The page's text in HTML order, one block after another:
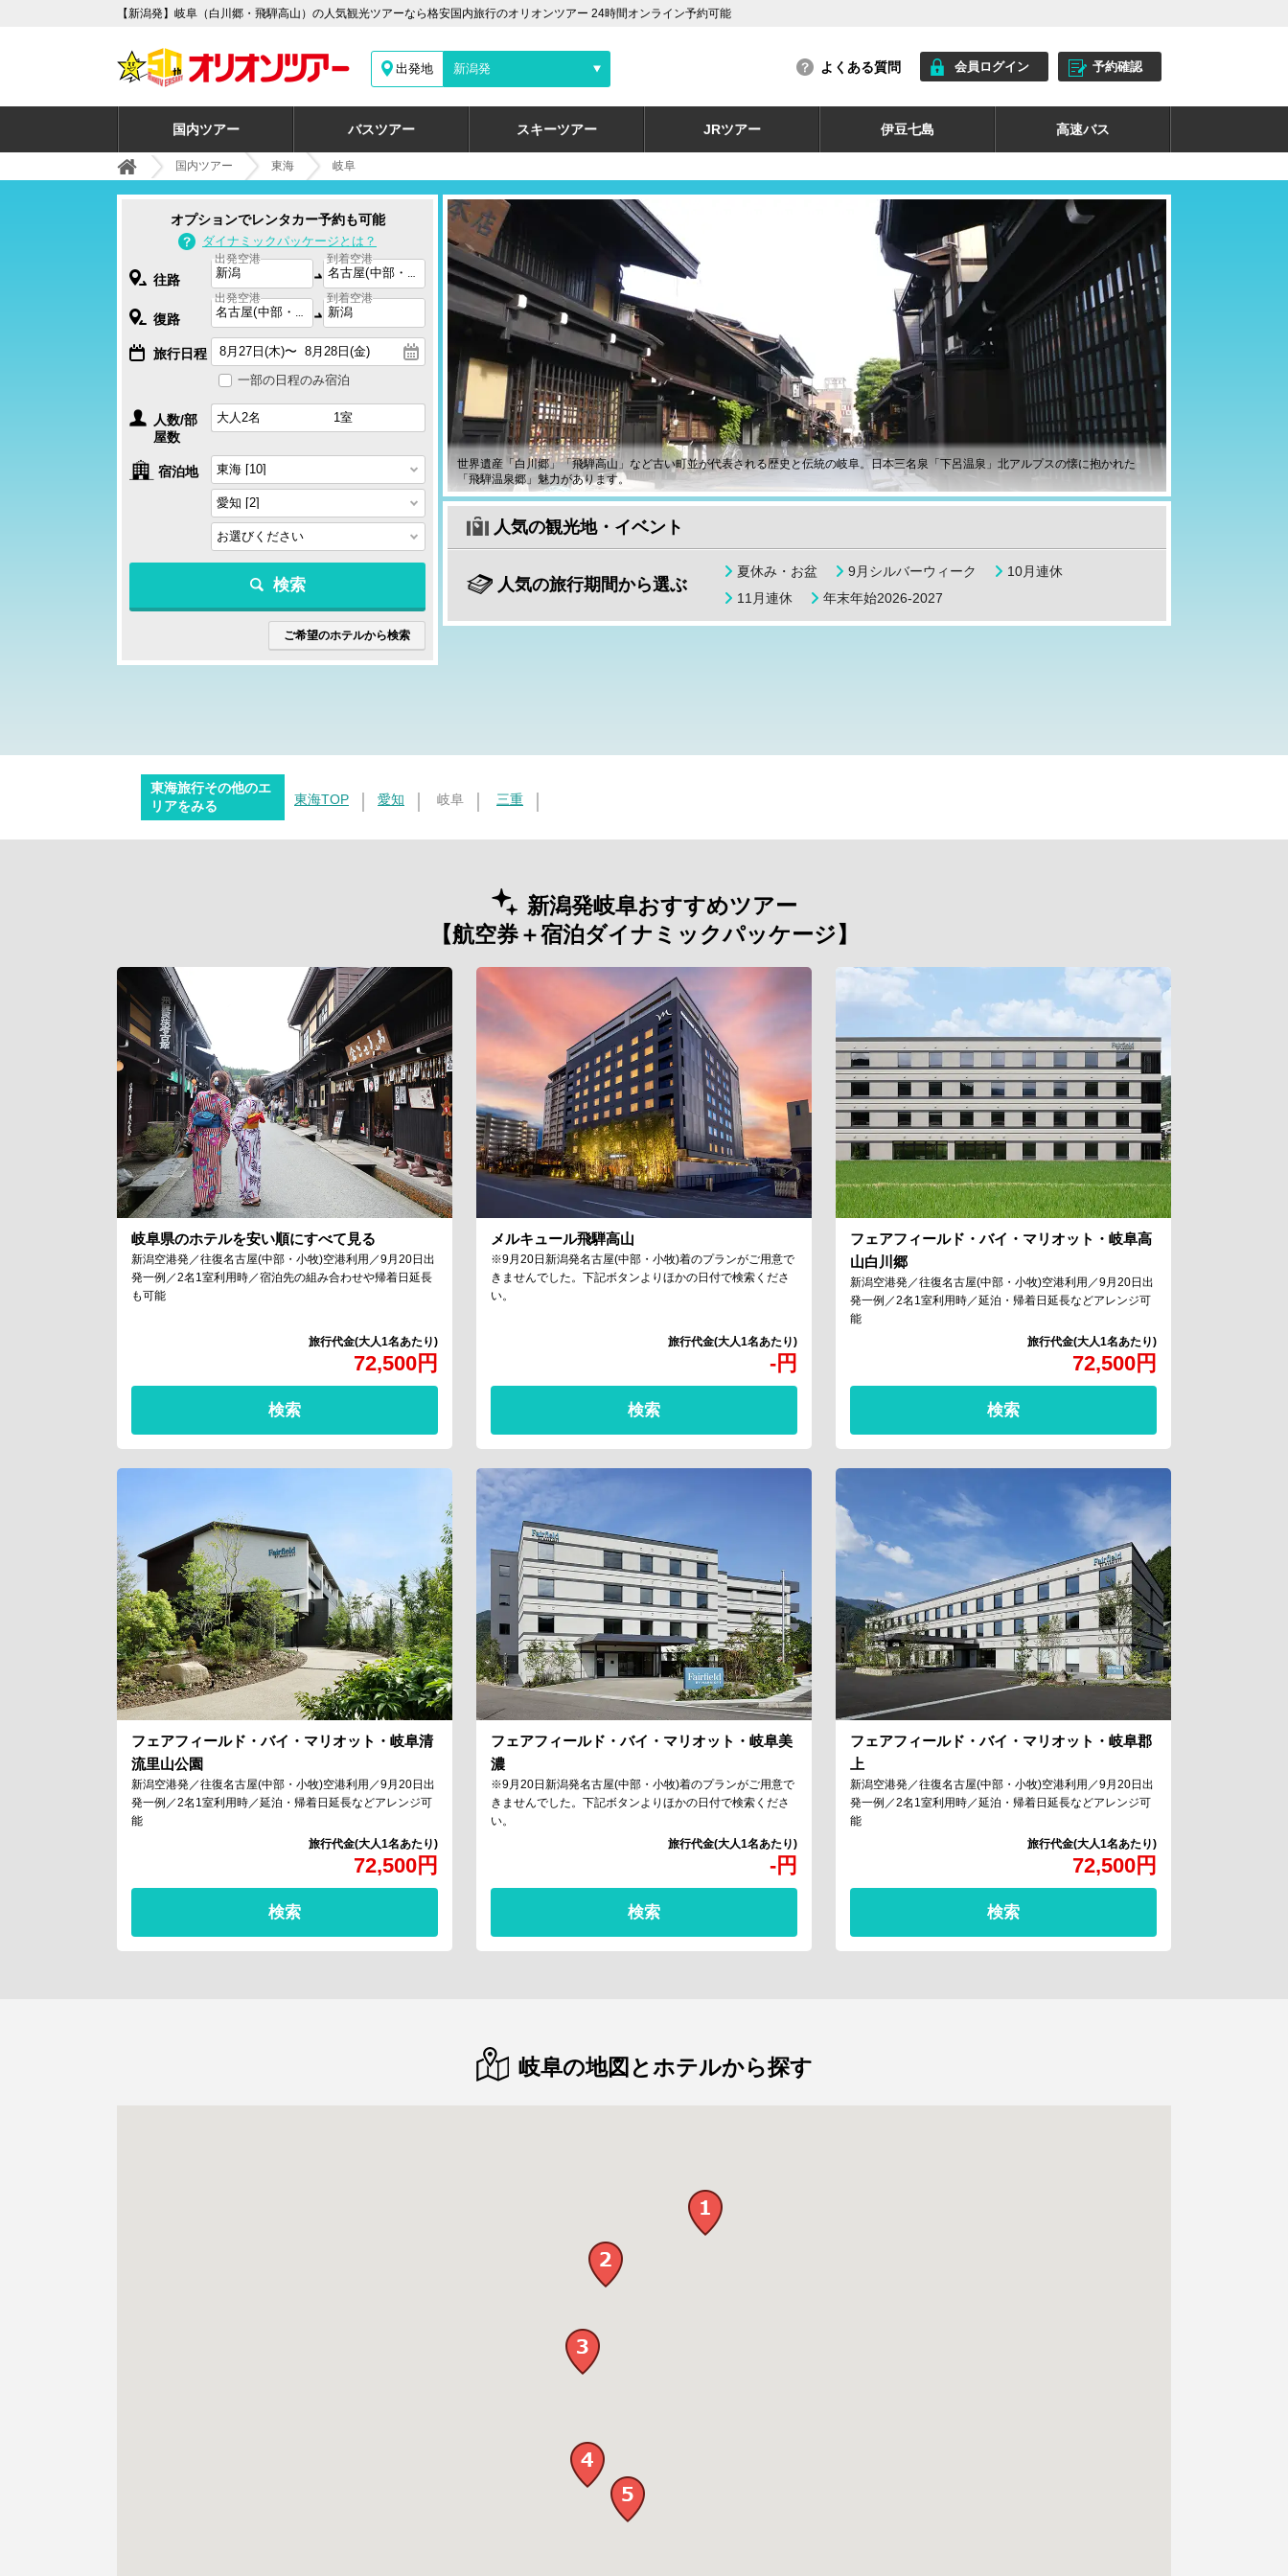
【新潟発】岐阜（白川郷・飛騨高山）の人気観光ツアーなら格安国内旅行のオリオンツアー 24時間オンライン予約可能
出発地 新潟発 よくある質問 会員ログイン 予約確認
国内ツアー バスツアー スキーツアー JRツアー 伊豆七島 高速バス
国内ツアー 東海 岐阜
世界遺産「白川郷」「飛騨高山」など古い町並が代表される歴史と伝統の岐阜。日本三名泉「下呂温泉」北アルプスの懐に抱かれた
「飛騨温泉郷」魅力があります。
人気の観光地・イベント
人気の旅行期間から選ぶ
夏休み・お盆 9月シルバーウィーク
10月連休
11月連休
年末年始2026-2027
オプションでレンタカー予約も可能
ダイナミックパッケージとは？
往路
出発空港 到着空港
復路
出発空港 到着空港
旅行日程
一部の日程のみ宿泊
人数/部
屋数
宿泊地
検索
ご希望のホテルから検索
東海旅行その他のエ
リアをみる
東海TOP 愛知 岐阜 三重
新潟発岐阜おすすめツアー
【航空券＋宿泊ダイナミックパッケージ】
岐阜県のホテルを安い順にすべて見る
72,500円
新潟空港発／往復名古屋(中部・小牧)空港利用／9月20日出
発一例／2名1室利用時／宿泊先の組み合わせや帰着日延長
も可能
検索
メルキュール飛騨高山
-円
※9月20日新潟発名古屋(中部・小牧)着のプランがご用意で
きませんでした。下記ボタンよりほかの日付で検索くださ
い。
検索
フェアフィールド・バイ・マリオット・岐阜高
山白川郷
72,500円
新潟空港発／往復名古屋(中部・小牧)空港利用／9月20日出
発一例／2名1室利用時／延泊・帰着日延長などアレンジ可
能
検索
フェアフィールド・バイ・マリオット・岐阜清
流里山公園
72,500円
新潟空港発／往復名古屋(中部・小牧)空港利用／9月20日出
発一例／2名1室利用時／延泊・帰着日延長などアレンジ可
能
検索
フェアフィールド・バイ・マリオット・岐阜美
濃
-円
※9月20日新潟発名古屋(中部・小牧)着のプランがご用意で
きませんでした。下記ボタンよりほかの日付で検索くださ
い。
検索
フェアフィールド・バイ・マリオット・岐阜郡
上
72,500円
新潟空港発／往復名古屋(中部・小牧)空港利用／9月20日出
発一例／2名1室利用時／延泊・帰着日延長などアレンジ可
能
検索
岐阜の地図とホテルから探す